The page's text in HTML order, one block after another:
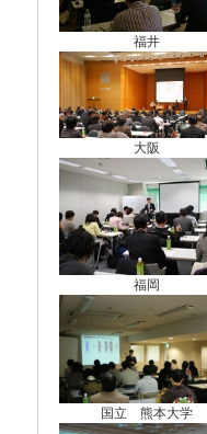
福井
大阪
福岡
国立 熊本大学